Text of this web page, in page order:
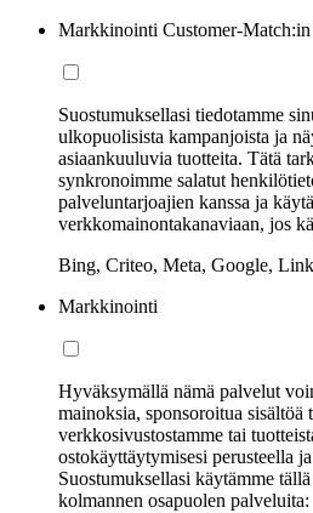
Markkinointi Customer-Match:in
Suostumuksellasi tiedotamme
ulkopuolisista kampanjoista ja
asiaankuuluvia tuotteita. Tätä
synkronoimme salatut
palveluntarjoajien kanssa ja
verkkomainontakanaviaan, jos
Bing, Criteo, Meta, Google,
Markkinointi
Hyväksymällä nämä palvelut
mainoksia, sponsoroitua sisältöä
verkkosivustostamme tai
ostokäyttäytymisesi perusteella
Suostumuksellasi käytämme
kolmannen osapuolen palveluita: